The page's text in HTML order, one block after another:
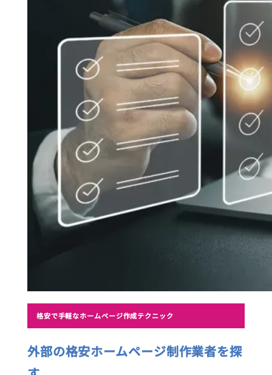
格安で手軽なホームページ作成テクニック
外部の格安ホームページ制作業者を探